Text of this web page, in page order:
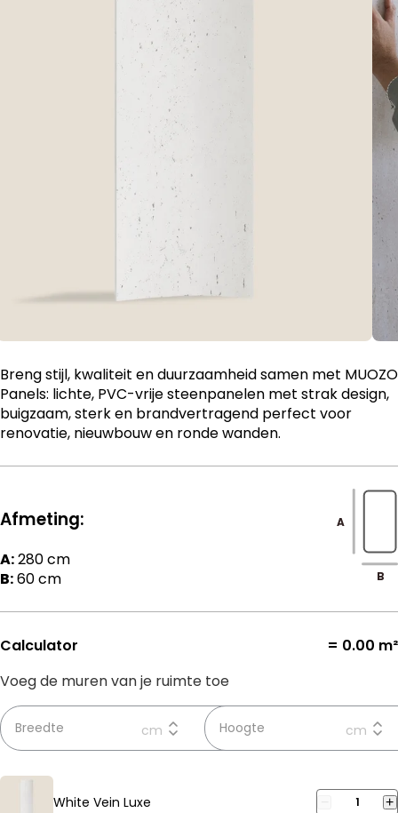
Breng stijl, kwaliteit en duurzaamheid samen met MUOZO
Panels: lichte, PVC-vrije steenpanelen met strak design,
buigzaam, sterk en brandvertragend perfect voor
renovatie, nieuwbouw en ronde wanden.
Afmeting:
A:280cm
B:60 cm
A
B
Calculator = 0.00 m²
Voeg de muren van je ruimte toe
White Vein Luxe 1 +